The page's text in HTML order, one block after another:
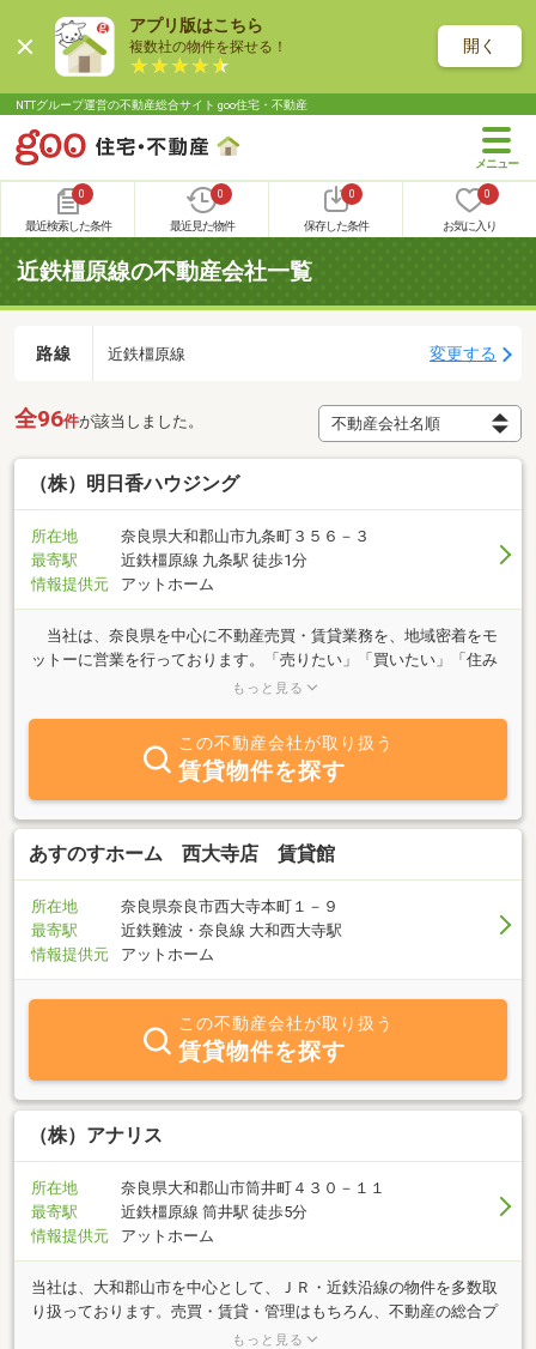
アプリ版はこちら
複数社の物件を探せる！ 開く
NTTグループ運営の不動産総合サイト goo住宅・不動産
0
最近検索した条件
0
最近見た物件
0
保存した条件
0
お気に入り
近鉄橿原線の不動産会社一覧
路線 近鉄橿原線 変更する
全96件が該当しました。
（株）明日香ハウジング
所在地
奈良県大和郡山市九条町３５６－３
最寄駅
近鉄橿原線 九条駅 徒歩1分
情報提供元
アットホーム
当社は、奈良県を中心に不動産売買・賃貸業務を、地域密着をモ
ットーに営業を行っております。「売りたい」「買いたい」「住み
替えたい」等、不動産に関する質問は何でもお気軽にご相談下さ
もっと見る
この不動産会社が取り扱う
賃貸物件を探す
あすのすホーム 西大寺店 賃貸館
所在地
奈良県奈良市西大寺本町１－９
最寄駅
近鉄難波・奈良線 大和西大寺駅
情報提供元
アットホーム
この不動産会社が取り扱う
賃貸物件を探す
（株）アナリス
所在地
奈良県大和郡山市筒井町４３０－１１
最寄駅
近鉄橿原線 筒井駅 徒歩5分
情報提供元
アットホーム
当社は、大和郡山市を中心として、ＪＲ・近鉄沿線の物件を多数取
り扱っております。売買・賃貸・管理はもちろん、不動産の総合プ
ランナーとして、土地活用等のご相談も無料にて応じます。お気軽
もっと見る